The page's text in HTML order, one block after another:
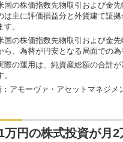
国の株価指数先物取引および金
は主に評価損益分と外貨建て証
す。
国の株価指数先物取引および金
ら、為替が円安となる局面での為
際の運用は、純資産総額の合計
。
：アモーヴァ・アセットマネジメ
万円の株式投資が月